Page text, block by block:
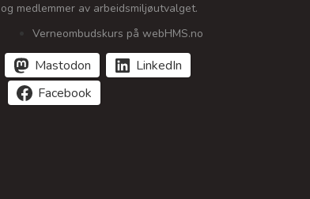
og medlemmer av arbeidsmiljøutvalget.
Verneombudskurs på webHMS.no
Mastodon
LinkedIn
Facebook